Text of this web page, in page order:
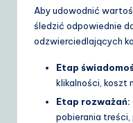
Aby udowodnić
śledzić odpowiednie
odzwierciedlających
Etap
klikalności, koszt
Etap rozważań:
pobierania treści,